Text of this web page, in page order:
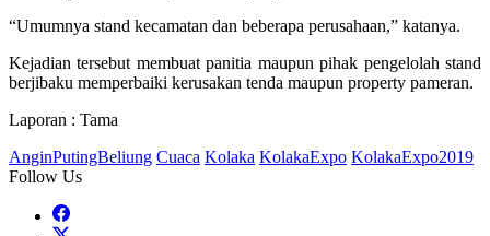
“Umumnya stand kecamatan dan beberapa perusahaan,” katanya.
Kejadian tersebut membuat panitia maupun pihak pengelolah stand
berjibaku memperbaiki kerusakan tenda maupun property pameran.
Laporan : Tama
AnginPutingBeliung Cuaca Kolaka KolakaExpo KolakaExpo2019
Follow Us